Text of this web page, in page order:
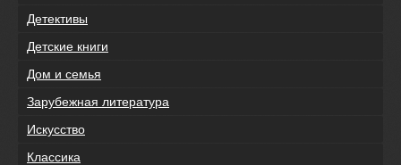
Детективы
Детские книги
Дом и семья
Зарубежная литература
Искусство
Классика